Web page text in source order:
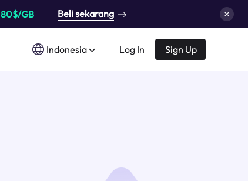
GB Beli sekarang
Indonesia Log In Sign Up